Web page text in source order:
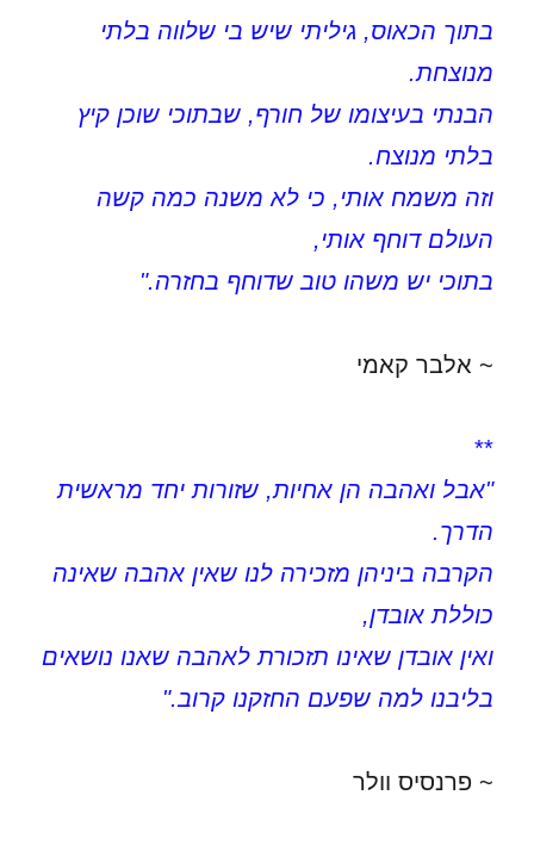
בתוך הכאוס, גיליתי שיש בי שלווה בלתי
מנוצחת.
הבנתי בעיצומו של חורף, שבתוכי שוכן קיץ
בלתי מנוצח.
וזה משמח אותי, כי לא משנה כמה קשה
העולם דוחף אותי,
בתוכי יש משהו טוב שדוחף בחזרה."
~ אלבר קאמי
**
"אבל ואהבה הן אחיות, שזורות יחד מראשית
הדרך.
הקרבה ביניהן מזכירה לנו שאין אהבה שאינה
כוללת אובדן,
ואין אובדן שאינו תזכורת לאהבה שאנו נושאים
בליבנו למה שפעם החזקנו קרוב."
~ פרנסיס וולר